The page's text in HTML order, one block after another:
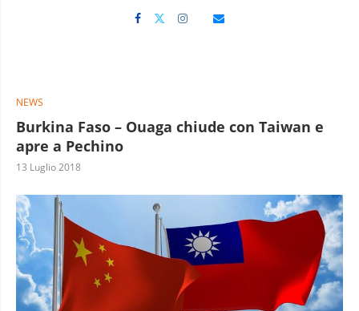
NEWS
Burkina Faso – Ouaga chiude con Taiwan e
apre a Pechino
13 Luglio 2018